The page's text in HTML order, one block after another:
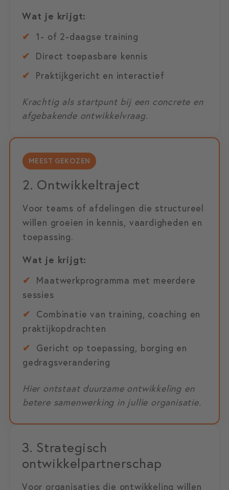
Wat je krijgt:
✔ 1- of 2-daagse training
✔ Direct toepasbare kennis
✔ Praktijkgericht en interactief
Krachtig als startpunt bij een concrete en
afgebakende ontwikkelvraag.
MEEST GEKOZEN
2. Ontwikkeltraject
Voor teams of afdelingen die structureel
willen groeien in kennis, vaardigheden en
toepassing.
Wat je krijgt:
✔ Maatwerkprogramma met meerdere
sessies
✔ Combinatie van training, coaching en
praktijkopdrachten
✔ Gericht op toepassing, borging en
gedragsverandering
Hier ontstaat duurzame ontwikkeling en
betere samenwerking in jullie organisatie.
3. Strategisch
ontwikkelpartnerschap
Voor organisaties die ontwikkeling willen